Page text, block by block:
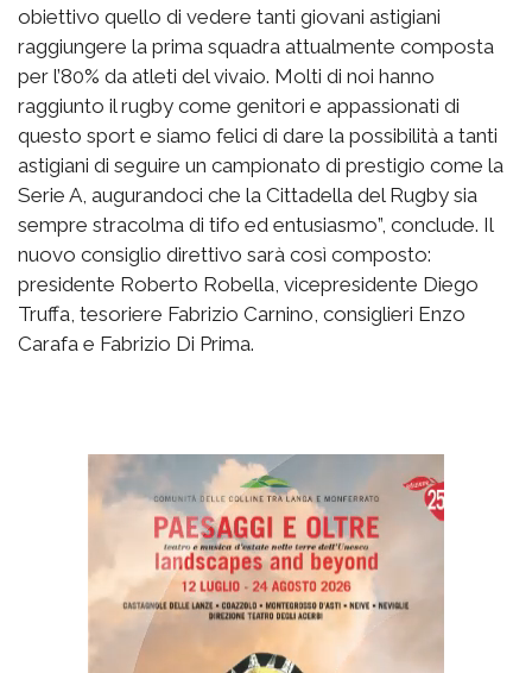
obiettivo quello di vedere tanti giovani astigiani
raggiungere la prima squadra attualmente composta
per l’80% da atleti del vivaio. Molti di noi hanno
raggiunto il rugby come genitori e appassionati di
questo sport e siamo felici di dare la possibilità a tanti
astigiani di seguire un campionato di prestigio come la
Serie A, augurandoci che la Cittadella del Rugby sia
sempre stracolma di tifo ed entusiasmo”, conclude. Il
nuovo consiglio direttivo sarà così composto:
presidente Roberto Robella, vicepresidente Diego
Truffa, tesoriere Fabrizio Carnino, consiglieri Enzo
Carafa e Fabrizio Di Prima.